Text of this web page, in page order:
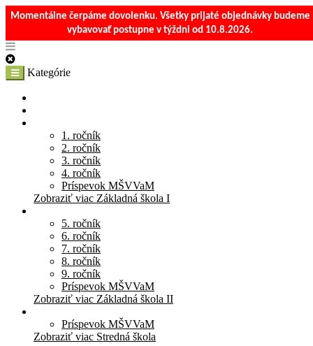
Momentálne čerpáme dovolenku. Všetky prijaté objednávky budeme
vybavovať postupne v týždni od 10.8.2026.
Kategórie
1. ročník
2. ročník
3. ročník
4. ročník
Príspevok MŠVVaM
Zobraziť viac Základná škola I
5. ročník
6. ročník
7. ročník
8. ročník
9. ročník
Príspevok MŠVVaM
Zobraziť viac Základná škola II
Príspevok MŠVVaM
Zobraziť viac Stredná škola